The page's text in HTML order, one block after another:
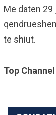
Me daten
te shiut.
Top Channel